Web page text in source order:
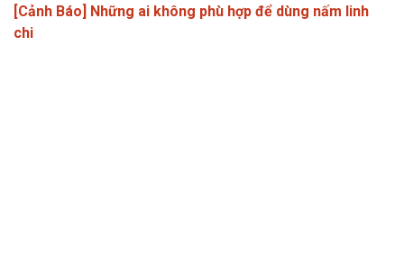
[Cảnh Báo] Những ai không phù hợp để dùng nấm linh
chi